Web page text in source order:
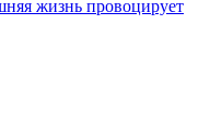
жизнь провоцирует